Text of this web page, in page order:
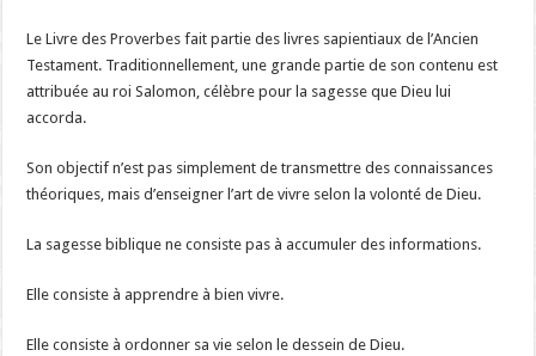
Le Livre des Proverbes fait partie des livres sapientiaux de l’Ancien
Testament. Traditionnellement, une grande partie de son contenu est
attribuée au roi Salomon, célèbre pour la sagesse que Dieu lui
accorda.
Son objectif n’est pas simplement de transmettre des connaissances
théoriques, mais d’enseigner l’art de vivre selon la volonté de Dieu.
La sagesse biblique ne consiste pas à accumuler des informations.
Elle consiste à apprendre à bien vivre.
Elle consiste à ordonner sa vie selon le dessein de Dieu.